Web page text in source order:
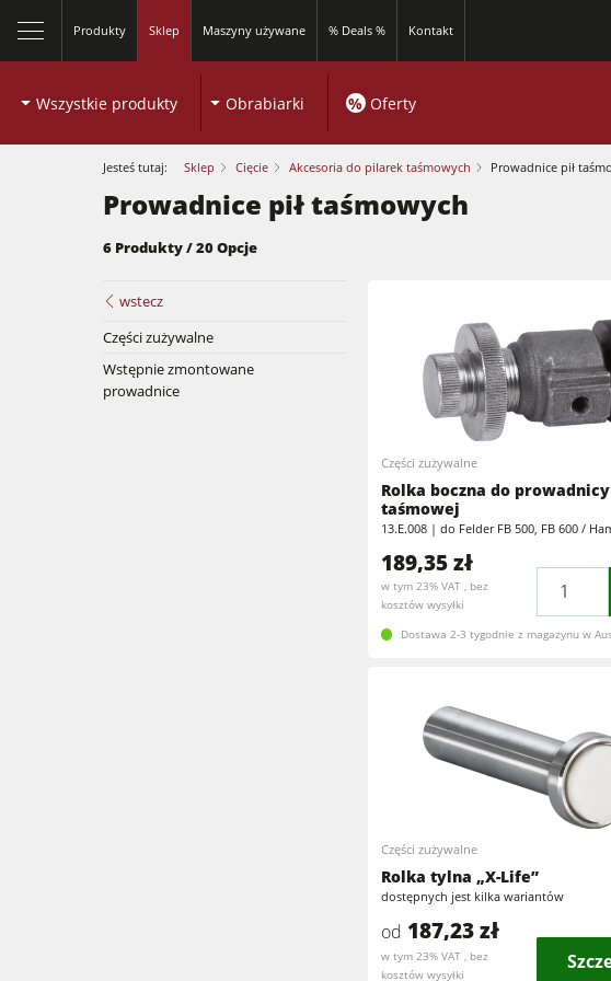
Produkty Sklep Maszyny używane % Deals % Kontakt
Piły formatowe
Frezarki dolnowrzecionowe Pilarko-
Centra
Szlifierki taśmowe & Szlifierki do krawędzi
Odciągarko-odpylarki & Odpylacze
Frezarki dolnowrzecionowe
Obrabiarki wieloczynnościowe Centra
Okleiniarki prostoliniowe
Wszystkie produkty Obrabiarki % Oferty
Jesteś tutaj: Sklep Cięcie Akcesoria do pilarek taśmowych Prowadnice pił
Prowadnice pił taśmowych
6 Produkty / 20 Opcje
wstecz
Części zużywalne
Wstępnie zmontowane
prowadnice
Części zużywalne
Rolka boczna do
taśmowej
13.E.008 | do Felder FB 500, FB 600 /
189,35 zł
w tym 23% VAT , bez
kosztów wysyłki
Dostawa 2-3 tygodnie z magazynu w
Części zużywalne
Rolka tylna „X-Life”
dostępnych jest kilka wariantów
od 187,23 zł
w tym 23% VAT , bez
kosztów wysyłki